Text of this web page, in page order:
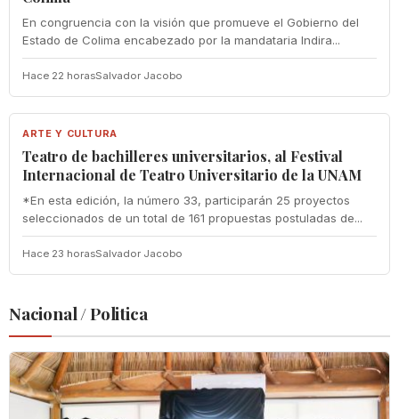
En congruencia con la visión que promueve el Gobierno del
Estado de Colima encabezado por la mandataria Indira...
Hace 22 horasSalvador Jacobo
ARTE Y CULTURA
ARTE Y CULTURA
Teatro de bachilleres universitarios, al Festival
Internacional de Teatro Universitario de la UNAM
*En esta edición, la número 33, participarán 25 proyectos
seleccionados de un total de 161 propuestas postuladas de...
Hace 23 horasSalvador Jacobo
Nacional / Politica